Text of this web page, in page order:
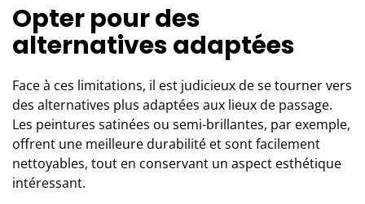
Opter pour des
alternatives adaptées
Face à ces limitations, il est judicieux de se tourner vers
des alternatives plus adaptées aux lieux de passage.
Les peintures satinées ou semi-brillantes, par exemple,
offrent une meilleure durabilité et sont facilement
nettoyables, tout en conservant un aspect esthétique
intéressant.